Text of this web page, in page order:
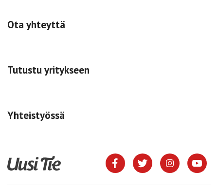
Ota yhteyttä
Tutustu yritykseen
Yhteistyössä